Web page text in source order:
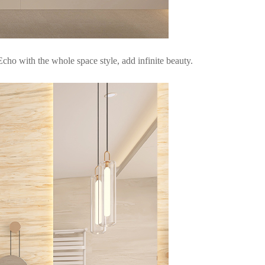
with the whole space style, add infinite beauty.